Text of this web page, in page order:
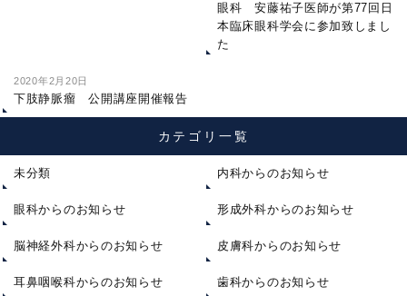
眼科 安藤祐子医師が第77回日
本臨床眼科学会に参加致しまし
た
2020年2月20日
下肢静脈瘤 公開講座開催報告
カテゴリ一覧
未分類 内科からのお知らせ
眼科からのお知らせ 形成外科からのお知らせ
脳神経外科からのお知らせ 皮膚科からのお知らせ
耳鼻咽喉科からのお知らせ 歯科からのお知らせ